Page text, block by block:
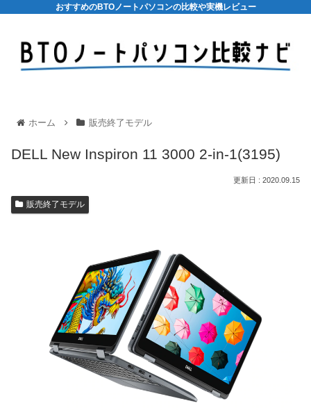
おすすめのBTOノートパソコンの比較や実機レビュー
ホーム 販売終了モデル
DELL New Inspiron 11 3000 2-in-1(3195)
2020.09.15
販売終了モデル